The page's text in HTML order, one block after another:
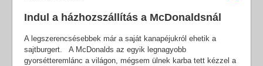
Indul a házhozszállítás a McDonaldsnál
A legszerencsésebbek már a saját kanapéjukról ehetik a
sajtburgert. A McDonalds az egyik legnagyobb
gyorsétteremlánc a világon, mégsem ülnek karba tett kézzel a